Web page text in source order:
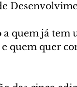
a quem já tem
quem quer